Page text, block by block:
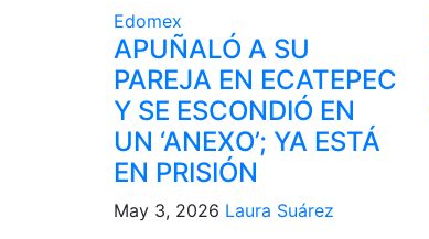
Edomex
APUÑALÓ A SU
PAREJA EN ECATEPEC
Y SE ESCONDIÓ EN
UN ‘ANEXO’; YA ESTÁ
EN PRISIÓN
May 3, 2026 Laura Suárez